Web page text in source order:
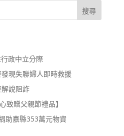
搜尋
政中立分際
現失聯婦人即時救援
說阻詐
致贈父親節禮品】
助嘉縣353萬元物資